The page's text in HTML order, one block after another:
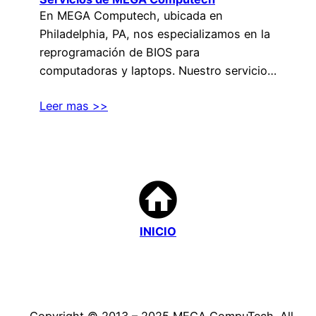
En MEGA Computech, ubicada en
Philadelphia, PA, nos especializamos en la
reprogramación de BIOS para
computadoras y laptops. Nuestro servicio…
Leer mas >>
INICIO